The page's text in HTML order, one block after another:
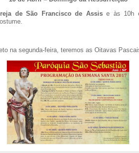
de São Francisco de Assise às 10h
na segunda-feira, teremos as Oitavas